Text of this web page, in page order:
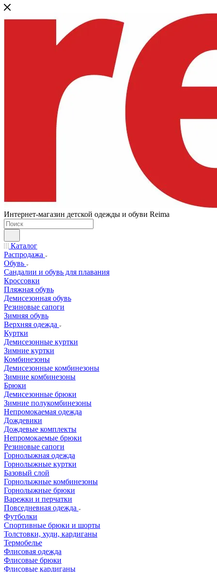
Интернет-магазин детской одежды и обуви Reima
Каталог
Распродажа
Обувь
Сандалии и обувь для плавания
Кроссовки
Пляжная обувь
Демисезонная обувь
Резиновые сапоги
Зимняя обувь
Верхняя одежда
Куртки
Демисезонные куртки
Зимние куртки
Комбинезоны
Демисезонные комбинезоны
Зимние комбинезоны
Брюки
Демисезонные брюки
Зимние полукомбинезоны
Непромокаемая одежда
Дождевики
Дождевые комплекты
Непромокаемые брюки
Резиновые сапоги
Горнолыжная одежда
Горнолыжные куртки
Базовый слой
Горнолыжные комбинезоны
Горнолыжные брюки
Варежки и перчатки
Повседневная одежда
Футболки
Спортивные брюки и шорты
Толстовки, худи, кардиганы
Термобелье
Флисовая одежда
Флисовые брюки
Флисовые кардиганы